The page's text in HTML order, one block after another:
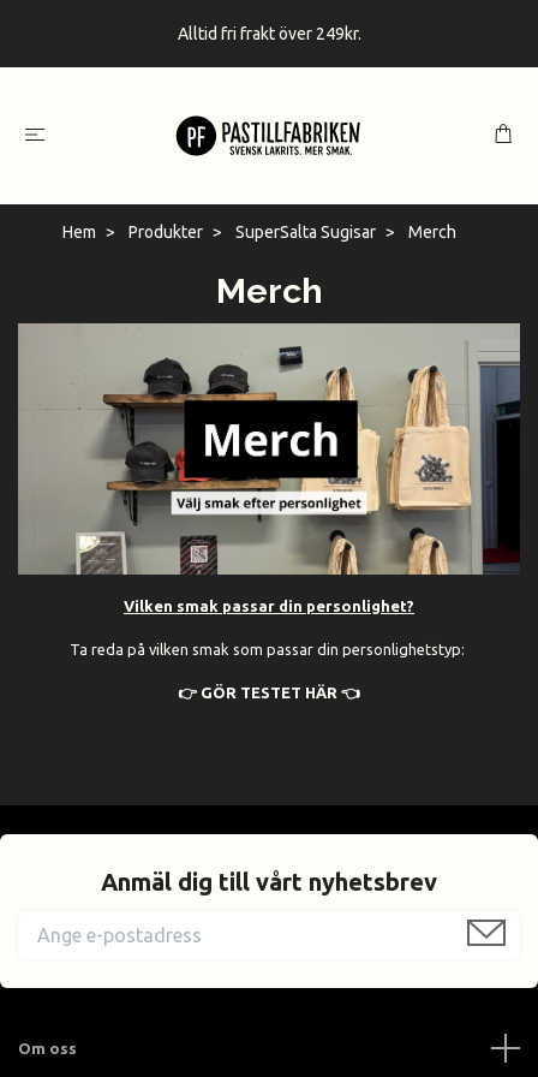
Alltid fri frakt över 249kr.
Hem Produkter SuperSalta Sugisar Merch
Merch
Vilken smak passar din personlighet?
Ta reda på vilken smak som passar din personlighetstyp:
👉 GÖR TESTET HÄR 👈
Anmäl dig till vårt nyhetsbrev
Om oss